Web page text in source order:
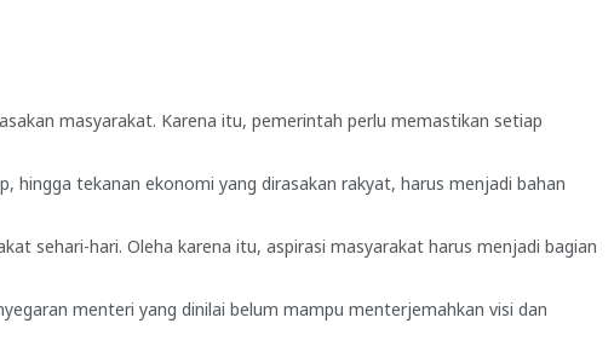
masyarakat. Karena itu, pemerintah perlu memastikan setiap
hingga tekanan ekonomi yang dirasakan rakyat, harus menjadi bahan
sehari-hari. Oleha karena itu, aspirasi masyarakat harus menjadi bagian
menteri yang dinilai belum mampu menterjemahkan visi dan